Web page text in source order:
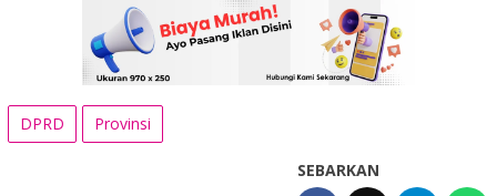
DPRD Provinsi
SEBARKAN